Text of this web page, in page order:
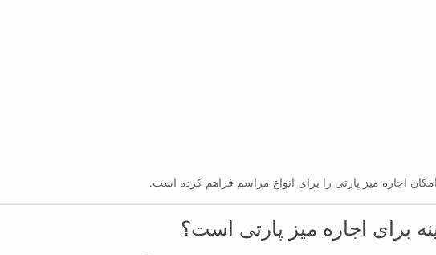
اجاره میز پارتی را برای انواع مراسم فراهم کرده است.
برای اجاره میز پارتی است؟